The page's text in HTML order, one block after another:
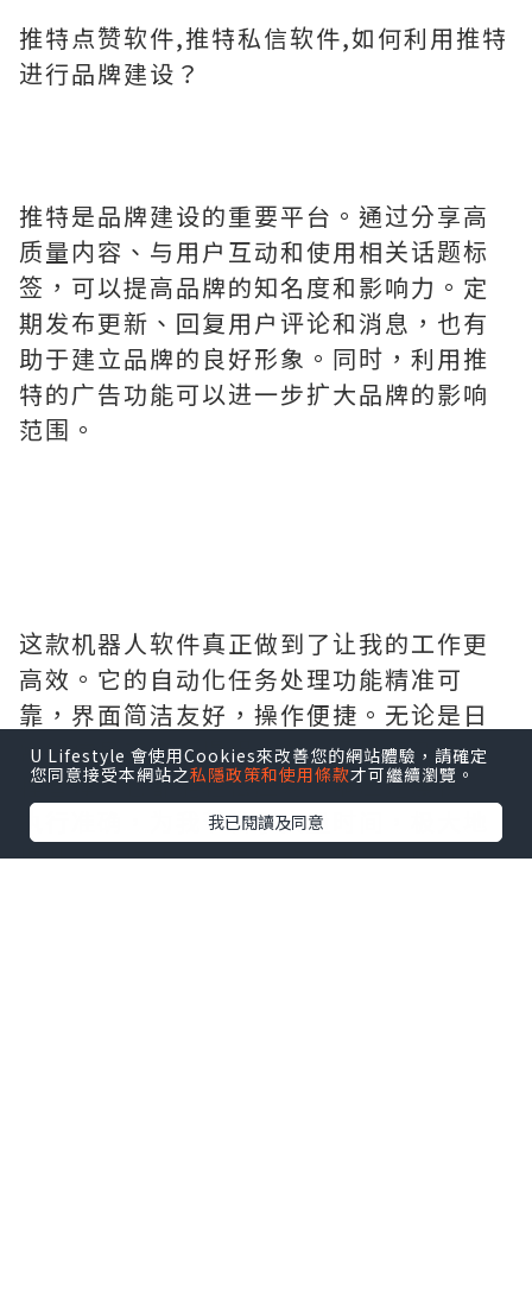
推特点赞软件,推特私信软件,如何利用推特
进行品牌建设？
推特是品牌建设的重要平台。通过分享高
质量内容、与用户互动和使用相关话题标
签，可以提高品牌的知名度和影响力。定
期发布更新、回复用户评论和消息，也有
助于建立品牌的良好形象。同时，利用推
特的广告功能可以进一步扩大品牌的影响
范围。
这款机器人软件真正做到了让我的工作更
高效。它的自动化任务处理功能精准可
靠，界面简洁友好，操作便捷。无论是日
常的信息查询、提醒设置，还是复杂的流
程管理，它都能轻松应对。响应速度快，
执行准确，为我节省了大量时间，极大地
提升了工作效率，是一款不可多得的好工
U Lifestyle 會使用Cookies來改善您的網站體驗，請確定
您同意接受本網站之私隱政策和使用條款才可繼續瀏覽。
我已閱讀及同意